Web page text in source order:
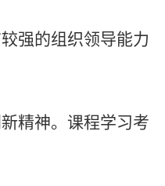
强的组织领导能力
精神。课程学习考